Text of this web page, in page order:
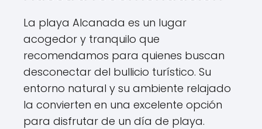
La playa Alcanada es un lugar
acogedor y tranquilo que
recomendamos para quienes buscan
desconectar del bullicio turístico. Su
entorno natural y su ambiente relajado
la convierten en una excelente opción
para disfrutar de un día de playa.